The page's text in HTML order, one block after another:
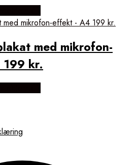
med mikrofon-
kr.